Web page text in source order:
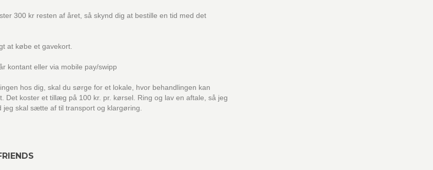
300 kr resten af året, så skynd dig at bestille en tid med det
at købe et gavekort.
kontant eller via mobile pay/swipp
hos dig, skal du sørge for et lokale, hvor behandlingen kan
Det koster et tillæg på 100 kr. pr. kørsel. Ring og lav en aftale, så jeg
jeg skal sætte af til transport og klargøring.